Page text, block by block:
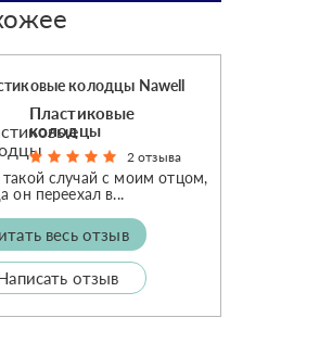
колодцы Nawell
Пластиковые
колодцы
2 отзыва
случай с моим отцом,
он переехал в...
весь отзыв
отзыв